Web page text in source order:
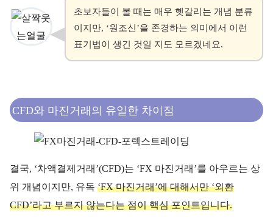
초보자들이 볼 때는 매우 헷갈리는 개념 분류
이지만, ‘원조신’을 존경하는 의미에서 이런
표기법이 생긴 것일 지도 모르겠네요.
CFD와 마진거래의 유일한 차이점
결국, ‘차액결제거래’(CFD)는 ‘FX 마진거래’를 아우르는 상
위 개념이지만, 유독 ‘FX 마진거래’에 대해서만 ‘외환
CFD’라고 부르지 않는다는 점이 핵심 포인트입니다.